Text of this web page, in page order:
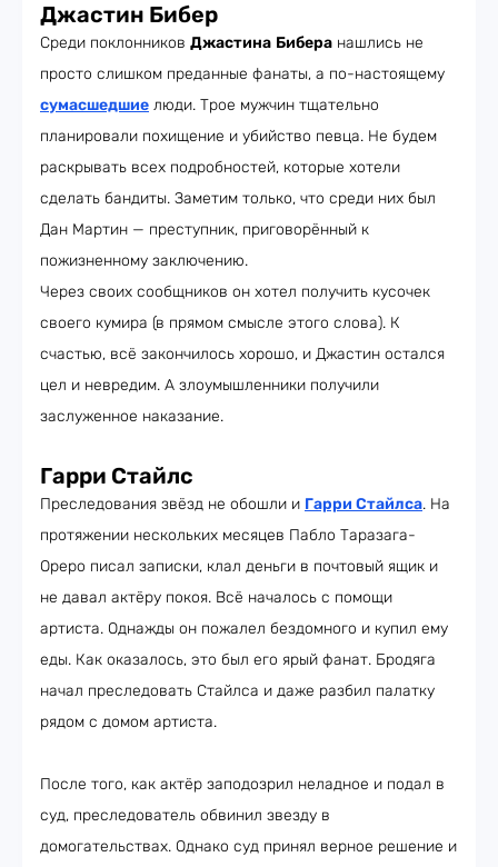
Джастин Бибер
Среди поклонников Джастина Бибера нашлись не
просто слишком преданные фанаты, а по-настоящему
сумасшедшие люди. Трое мужчин тщательно
планировали похищение и убийство певца. Не будем
раскрывать всех подробностей, которые хотели
сделать бандиты. Заметим только, что среди них был
Дан Мартин — преступник, приговорённый к
пожизненному заключению.
Через своих сообщников он хотел получить кусочек
своего кумира (в прямом смысле этого слова). К
счастью, всё закончилось хорошо, и Джастин остался
цел и невредим. А злоумышленники получили
заслуженное наказание.
Гарри Стайлс
Преследования звёзд не обошли и Гарри Стайлса. На
протяжении нескольких месяцев Пабло Таразага-
Ореро писал записки, клал деньги в почтовый ящик и
не давал актёру покоя. Всё началось с помощи
артиста. Однажды он пожалел бездомного и купил ему
еды. Как оказалось, это был его ярый фанат. Бродяга
начал преследовать Стайлса и даже разбил палатку
рядом с домом артиста.
После того, как актёр заподозрил неладное и подал в
суд, преследователь обвинил звезду в
домогательствах. Однако суд принял верное решение и